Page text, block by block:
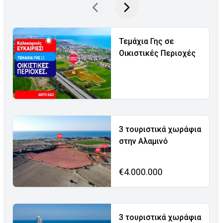
Τεμάχια Γης σε
Οικιστικές Περιοχές
3 τουριστικά χωράφια
στην Αλαμινό
€4.000.000
3 τουριστικά χωράφια